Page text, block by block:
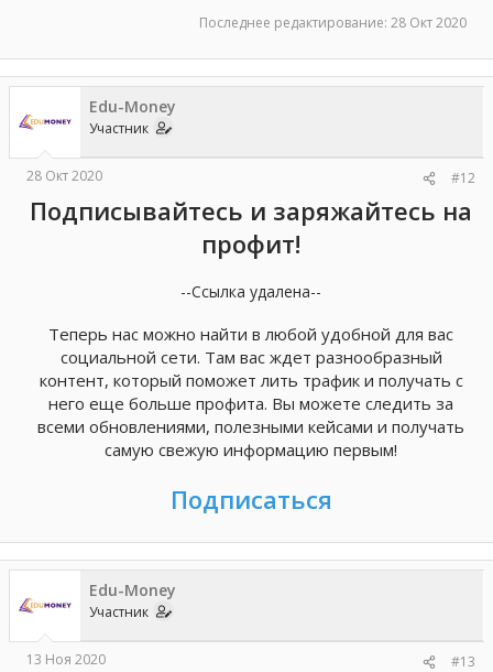
Последнее редактирование: 28 Окт 2020
Edu-Money
Участник
28 Окт 2020 #12
Подписывайтесь и заряжайтесь на
профит!
--Ссылка удалена--
Теперь нас можно найти в любой удобной для вас
социальной сети. Там вас ждет разнообразный
контент, который поможет лить трафик и получать с
него еще больше профита. Вы можете следить за
всеми обновлениями, полезными кейсами и получать
самую свежую информацию первым!
Подписаться
Edu-Money
Участник
13 Ноя 2020 #13